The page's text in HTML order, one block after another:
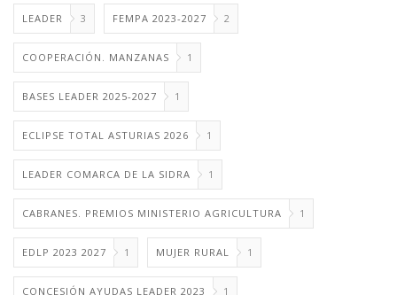
LEADER 3 FEMPA 2023-2027 2
COOPERACIÓN. MANZANAS 1
BASES LEADER 2025-2027 1
ECLIPSE TOTAL ASTURIAS 2026 1
LEADER COMARCA DE LA SIDRA 1
CABRANES. PREMIOS MINISTERIO AGRICULTURA 1
EDLP 2023 2027 1 MUJER RURAL 1
CONCESIÓN AYUDAS LEADER 2023 1